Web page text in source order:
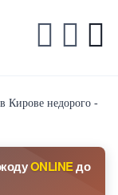
Кирове недорого -
ONLINEдо